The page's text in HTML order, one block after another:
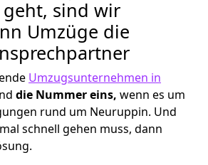
sind wir
Umzüge die
Umzugsunternehmen in
die Nummer eins, wenn es um
rund um Neuruppin. Und
schnell gehen muss, dann